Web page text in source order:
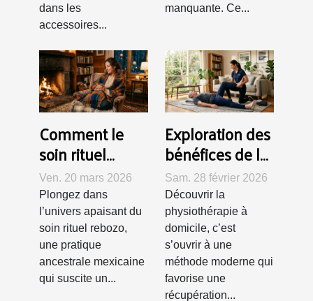
dans les
accessoires...
manquante. Ce...
Comment le
soin rituel
rebozo favorise
le bien-être et
la détente ?
Ven. 20 mars 2026
Plongez dans
l’univers apaisant du
soin rituel rebozo,
une pratique
ancestrale mexicaine
qui suscite un...
Exploration des
bénéfices de la
physiothérapie
à domicile pour
la récupération
rapide
Sam. 28 février 2026
Découvrir la
physiothérapie à
domicile, c’est
s’ouvrir à une
méthode moderne qui
favorise une
récupération...